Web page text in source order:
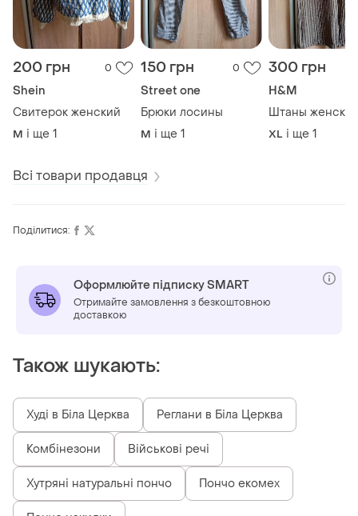
200 грн 0
Shein
Свитерок женский
M і ще 1
150 грн 0
Street one
Брюки лосины
M і ще 1
300 грн
H&M
Штаны
XL і ще 1
Всі товари продавця
Поділитися:
Оформлюйте підписку SMART
Отримайте замовлення з безкоштовною
доставкою
Також шукають:
Худі в Біла Церква Реглани в Біла Церква
Комбінезони Військові речі
Хутряні натуральні пончо Пончо екомех